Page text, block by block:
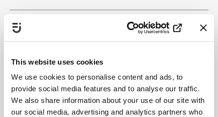
This website uses cookies
We use cookies to personalise content and ads, to
provide social media features and to analyse our traffic.
We also share information about your use of our site with
our social media, advertising and analytics partners who
Publiceringsdatum:
Dela
Skriv ut